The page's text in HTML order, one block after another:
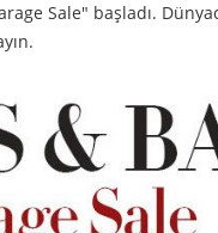
Sale" başladı.